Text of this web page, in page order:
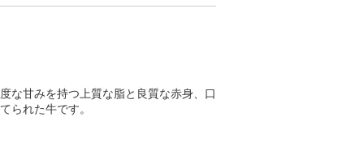
な甘みを持つ上質な脂と良質な赤身、口
られた牛です。